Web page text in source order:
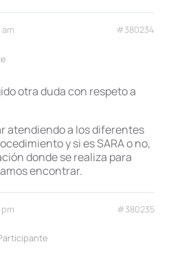
#380234
otra duda con respeto a
atendiendo a los diferentes
y si es SARA o no,
donde se realiza para
encontrar.
#380235